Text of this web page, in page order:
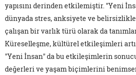
yapısını derinden etkilemiştir. "Yeni
dünyada stres, anksiyete ve
çalışan bir varlık türü olarak da
Küreselleşme, kültürel etkileşimleri
"Yeni İnsan" da bu etkileşimlerin
değerleri ve yaşam biçimlerini